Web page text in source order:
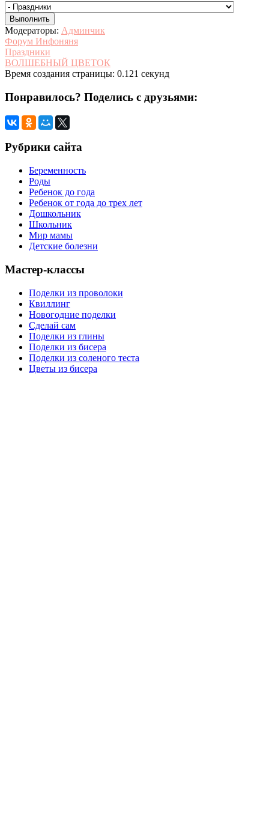
Модераторы: Админчик
Форум Инфоняня
Праздники
ВОЛШЕБНЫЙ ЦВЕТОК
Время создания страницы: 0.121 секунд
Понравилось? Поделись с друзьями:
Рубрики сайта
Беременность
Роды
Ребенок до года
Ребенок от года до трех лет
Дошкольник
Школьник
Мир мамы
Детские болезни
Мастер-классы
Поделки из проволоки
Квиллинг
Новогодние поделки
Сделай сам
Поделки из глины
Поделки из бисера
Поделки из соленого теста
Цветы из бисера